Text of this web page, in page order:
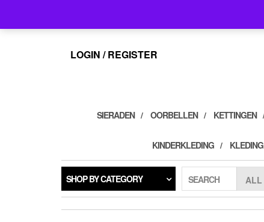
the
LOGIN / REGISTER
SIERADEN OORBELLEN KETTINGEN
KINDERKLEDING KLEDING
SHOP BY CATEGORY SEARCH